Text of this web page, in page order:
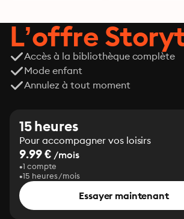
L’offre
Accès à la bibliothèque complète
Mode enfant
Annulez à tout moment
15 heures
Pour accompagner vos loisirs
9.99 € /mois
1 compte
15 heures/mois
Essayer maintenant